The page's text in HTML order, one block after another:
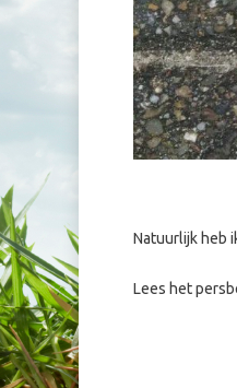
Natuurlijk heb
Lees het